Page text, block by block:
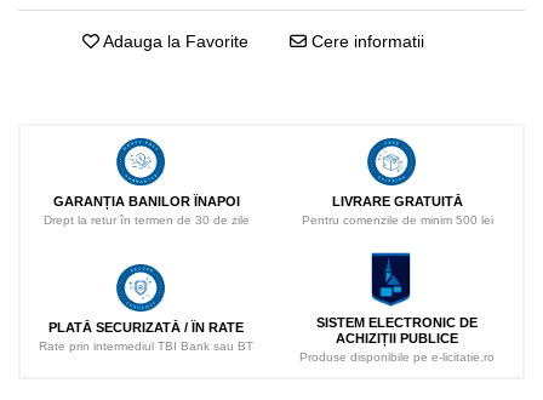
Adauga la Favorite Cere informatii
GARANȚIA BANILOR ÎNAPOI
Drept la retur în termen de 30 de zile
LIVRARE GRATUITĂ
Pentru comenzile de minim 500 lei
PLATĂ SECURIZATĂ / ÎN RATE
Rate prin intermediul TBI Bank sau BT
SISTEM ELECTRONIC DE
ACHIZIȚII PUBLICE
Produse disponibile pe e-licitatie.ro